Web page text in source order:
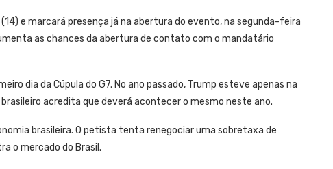
e marcará presença já na abertura do evento, na segunda-feira
as chances da abertura de contato com o mandatário
dia da Cúpula do G7. No ano passado, Trump esteve apenas na
acredita que deverá acontecer o mesmo neste ano.
brasileira. O petista tenta renegociar uma sobretaxa de
o mercado do Brasil.